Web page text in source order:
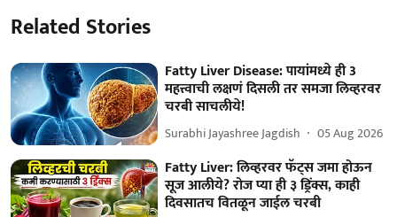
Related Stories
Fatty Liver Disease: पायांमध्ये ही 3
महत्त्वाची लक्षणं दिसली तर समजा लिव्हरवर
चरबी साचलीये!
Surabhi Jayashree Jagdish 05 Aug 2026
Fatty Liver: लिव्हरवर फॅट्स जमा होऊन
सूज आलीये? रोज प्या ही ३ ड्रिंक्स, काही
दिवसातच वितळून जाईल चरबी